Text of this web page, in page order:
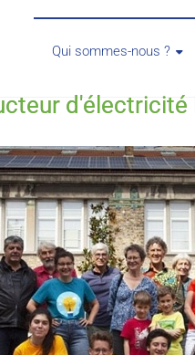
Qui sommes-nous ?
d'électricité